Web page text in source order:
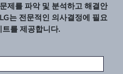
제를 파악 및 분석하고 해결안
는 전문적인 의사결정에 필요
트를 제공합니다.